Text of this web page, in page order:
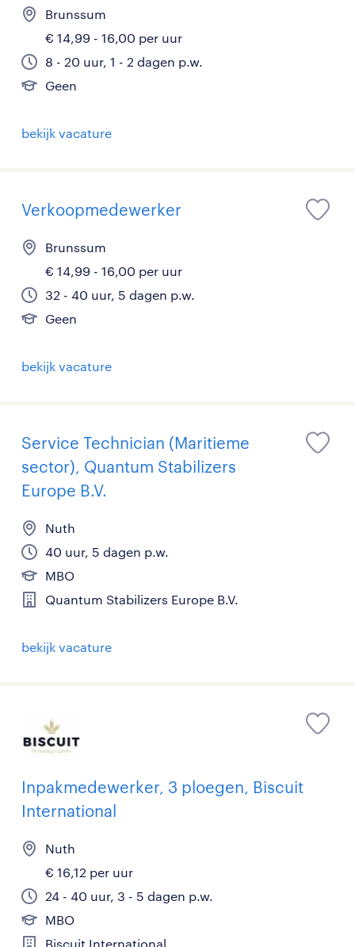
Brunssum
€ 14,99 - 16,00 per uur
8 - 20 uur, 1 - 2 dagen p.w.
Geen
bekijk vacature
Verkoopmedewerker
Brunssum
€ 14,99 - 16,00 per uur
32 - 40 uur, 5 dagen p.w.
Geen
bekijk vacature
Service Technician (Maritieme
sector), Quantum Stabilizers
Europe B.V.
Nuth
40 uur, 5 dagen p.w.
MBO
Quantum Stabilizers Europe B.V.
bekijk vacature
Inpakmedewerker, 3 ploegen, Biscuit
International
Nuth
€ 16,12 per uur
24 - 40 uur, 3 - 5 dagen p.w.
MBO
Biscuit International